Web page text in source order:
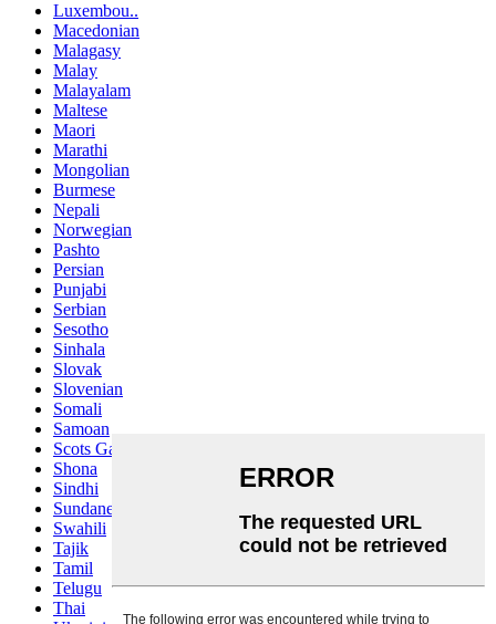
Luxembou..
Macedonian
Malagasy
Malay
Malayalam
Maltese
Maori
Marathi
Mongolian
Burmese
Nepali
Norwegian
Pashto
Persian
Punjabi
Serbian
Sesotho
Sinhala
Slovak
Slovenian
Somali
Samoan
Scots Gaelic
Shona
Sindhi
Sundanese
Swahili
Tajik
Tamil
Telugu
Thai